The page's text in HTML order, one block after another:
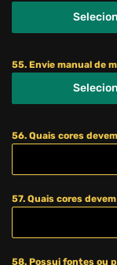
55. Envie manual de
56. Quais cores
57. Quais cores
58. Possui fontes ou